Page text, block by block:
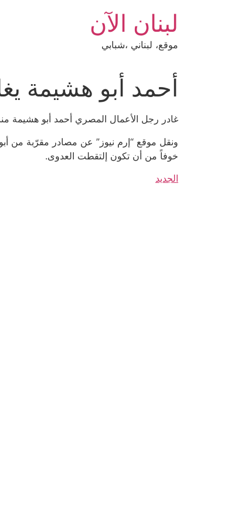
لبنان الآن
موقع، لبناني ،شبابي
أحمد أبو هشيمة
غادر رجل الأعمال المصري أحمد أبو هشيمة
خوفاً من أن تكون إلتقطت العدوى.
الجديد